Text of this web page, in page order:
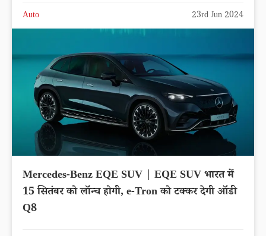
Auto 23rd Jun 2024
Mercedes-Benz EQE SUV | EQE SUV भारत में
15 सितंबर को लॉन्च होगी, e-Tron को टक्कर देगी ऑडी
Q8